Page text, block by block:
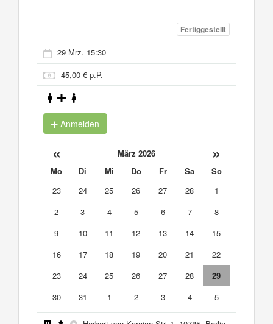
Fertiggestellt
29 Mrz. 15:30
45,00 € p.P.
Anmelden
« März 2026 »
Mo Di Mi Do Fr Sa
So
23
24 25 26 27 28
1
2
3 4 5 6 7
8
9
10 11 12 13 14
15
16
17 18 19 20 21
22
23
24 25 26 27 28
29
30
31 1 2 3 4 5